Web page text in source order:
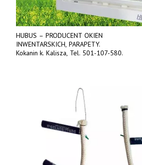
HUBUS – PRODUCENT OKIEN
INWENTARSKICH, PARAPETY.
Kokanin k. Kalisza, Tel. 501-107-580.